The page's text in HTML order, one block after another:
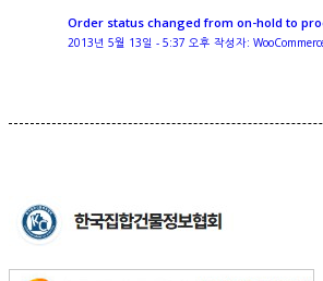
Order status changed from on-hold to
2013년 5월 13일 - 5:37 오후 작성자: